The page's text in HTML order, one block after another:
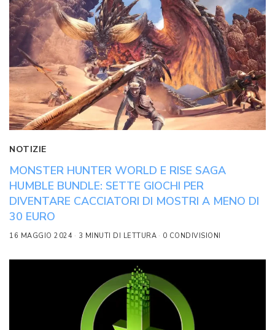
NOTIZIE
MONSTER HUNTER WORLD E RISE SAGA
HUMBLE BUNDLE: SETTE GIOCHI PER
DIVENTARE CACCIATORI DI MOSTRI A MENO DI
30 EURO
16 MAGGIO 2024 3 MINUTI DI LETTURA 0 CONDIVISIONI